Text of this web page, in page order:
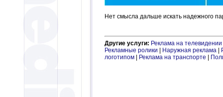
Нет смысла дальше искать надежного
Другие услуги: Реклама на телевидении
Рекламные ролики
Наружная реклама
логотипом
Реклама на транспорте